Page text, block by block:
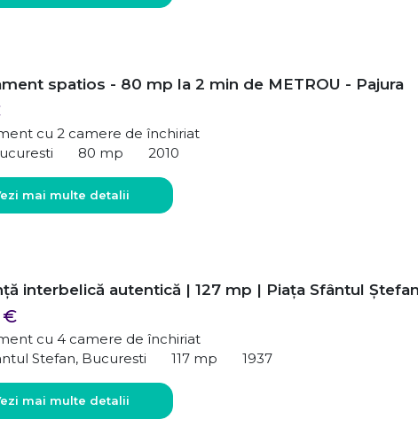
spatios - 80 mp la 2 min de METROU - Pajura
cu 2 camere de închiriat
80 mp 2010
mai multe detalii
interbelică autentică | 127 mp | Piața Sfântul
€
cu 4 camere de închiriat
Stefan, Bucuresti
117 mp 1937
mai multe detalii